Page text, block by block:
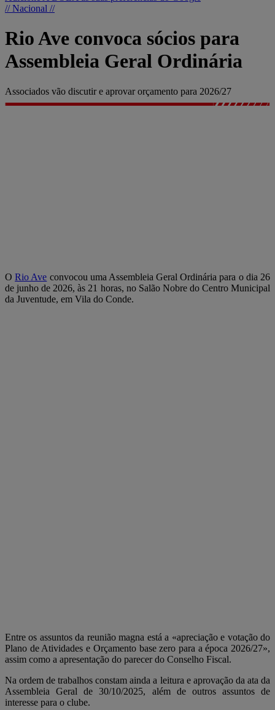
// Nacional //
Rio Ave convoca sócios para
Assembleia Geral Ordinária
Associados vão discutir e aprovar orçamento para 2026/27
ORio Ave convocou uma Assembleia Geral Ordinária para o dia 26
de junho de 2026, às 21 horas, no Salão Nobre do Centro Municipal
da Juventude, em Vila do Conde.
Entre os assuntos da reunião magna está a «apreciação e votação do
Plano de Atividades e Orçamento base zero para a época 2026/27»,
assim como a apresentação do parecer do Conselho Fiscal.
Na ordem de trabalhos constam ainda a leitura e aprovação da ata da
Assembleia Geral de 30/10/2025, além de outros assuntos de
interesse para o clube.